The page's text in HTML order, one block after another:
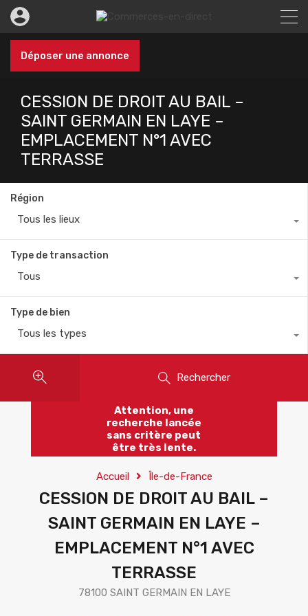
Déposer une annonce
CESSION DE DROIT AU BAIL –
SAINT GERMAIN EN LAYE –
EMPLACEMENT N°1 AVEC
TERRASSE
Région
Tous les lieux
Type de transaction
Tous
Type de bien
Tous les types
Rechercher
Attention, une
recherche lancée
sans critère peut
être très lente.
Accueil Île-de-France
CESSION DE DROIT AU BAIL –
SAINT GERMAIN EN LAYE –
EMPLACEMENT N°1 AVEC
TERRASSE
78100 SAINT GERMAIN EN LAYE